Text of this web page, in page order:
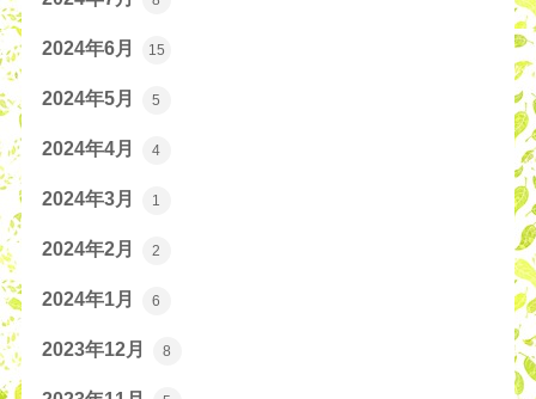
2024年6月 15
2024年5月 5
2024年4月 4
2024年3月 1
2024年2月 2
2024年1月 6
2023年12月 8